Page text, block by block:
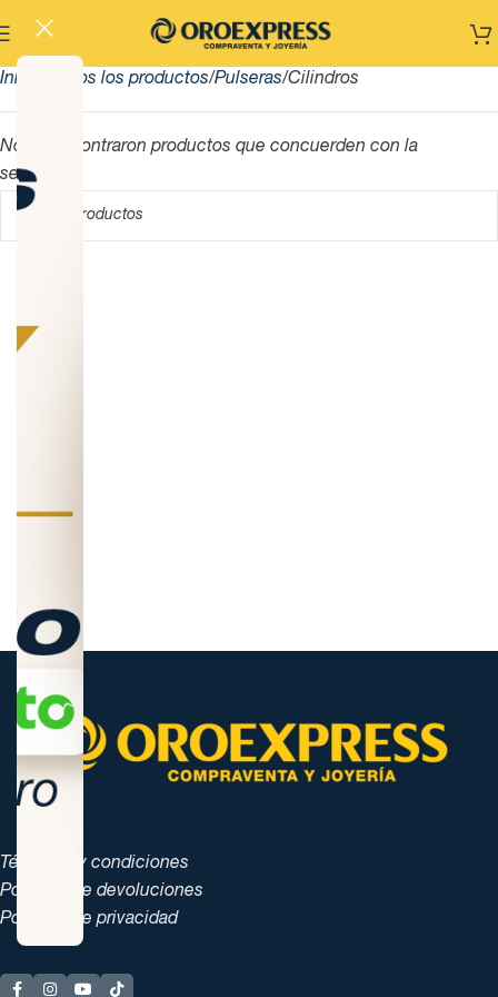
Inicio Todos los productos Pulseras Cilindros
No se encontraron productos que concuerden con la
selección.
Términos y condiciones
Políticas de devoluciones
Políticas de privacidad